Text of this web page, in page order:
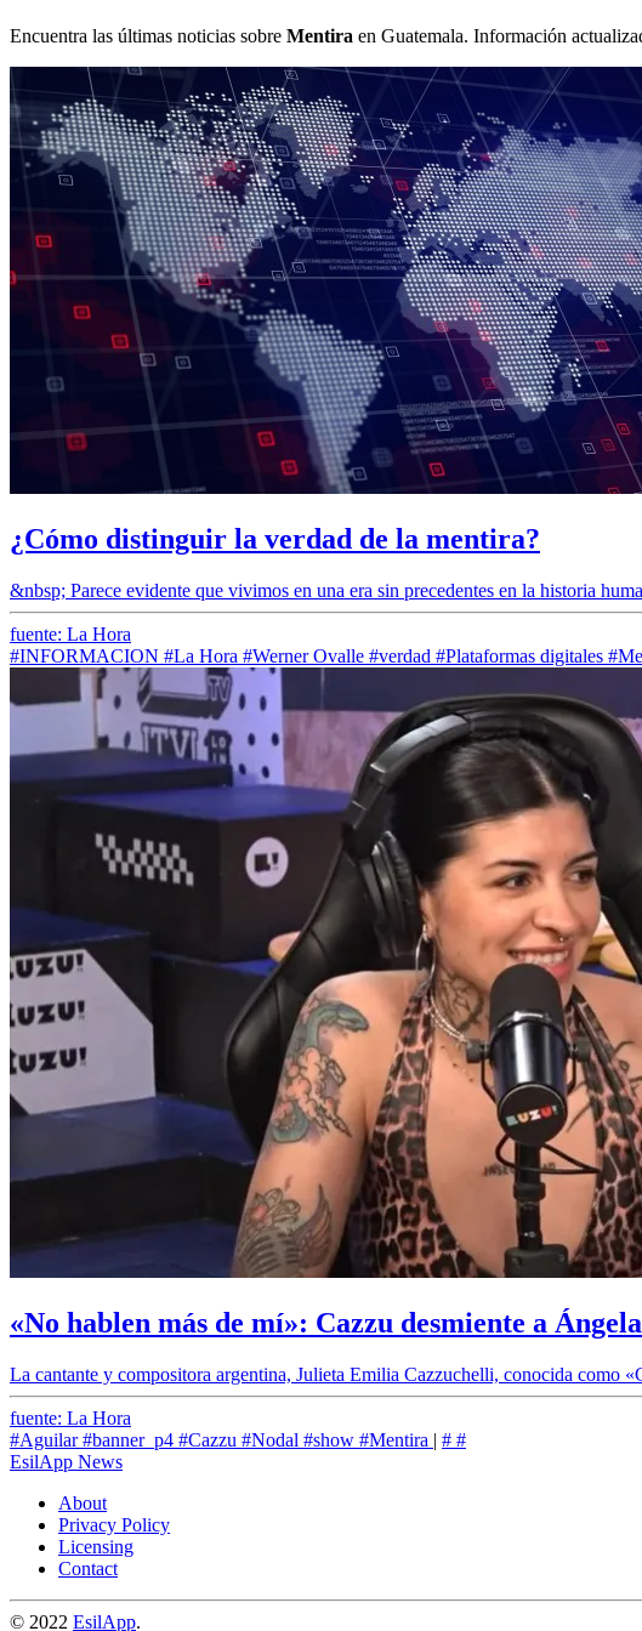
Encuentra las últimas noticias sobre Mentira en Guatemala. Información
¿Cómo distinguir la verdad de la mentira?
&nbsp; Parece evidente que vivimos en una era sin precedentes en la historia
fuente: La Hora
#INFORMACION #La Hora #Werner Ovalle #verdad #Plataformas digitales
«No hablen más de mí»: Cazzu desmiente a
La cantante y compositora argentina, Julieta Emilia Cazzuchelli, conocida como
fuente: La Hora
#Aguilar #banner_p4 #Cazzu #Nodal #show #Mentira | # #
EsilApp News
About
Privacy Policy
Licensing
Contact
© 2022 EsilApp.